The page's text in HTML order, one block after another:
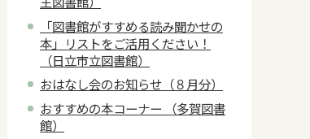
「図書館がすすめる読み聞かせの
本」リストをご活用ください！
（日立市立図書館）
おはなし会のお知らせ（８月分）
おすすめの本コーナー （多賀図書
館）